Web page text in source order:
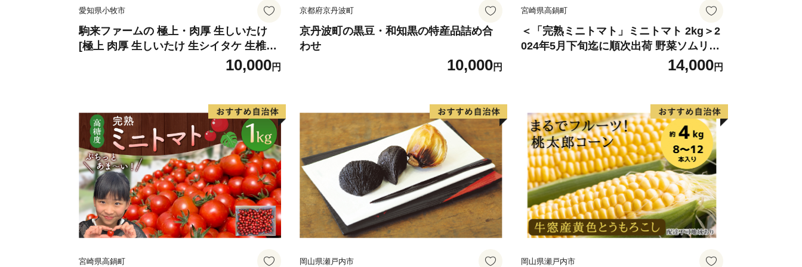
愛知県小牧市
駒来ファームの 極上・肉厚 生しいたけ
[極上 肉厚 生しいたけ 生シイタケ 生椎茸
安心 安全 国産 採れたて 新鮮 きのこ 野
10,000円
京都府京丹波町
京丹波町の黒豆・和知黒の特産品詰め合
わせ
10,000円
宮崎県高鍋町
＜「完熟ミニトマト」ミニトマト 2kg＞2
024年5月下旬迄に順次出荷 野菜ソムリエ
サミット アルル・リリカ共に銀賞受
賞！！(2023年11月開催)1回食べてみらん
14,000円
宮崎県高鍋町 岡山県瀬戸内市 岡山県瀬戸内市